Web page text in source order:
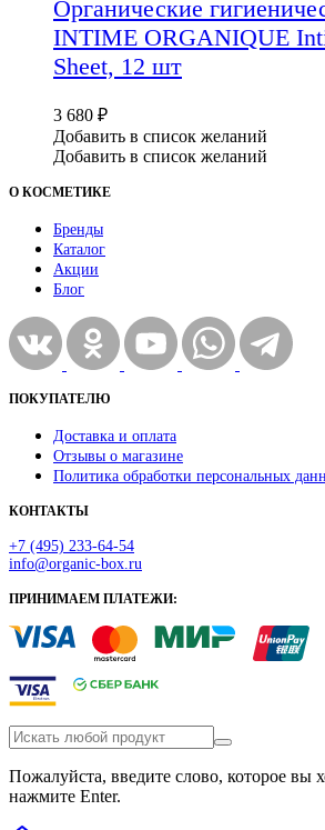
Органические
INTIME ORGANIQUE
Sheet, 12 шт
3 680 ₽
Добавить в список желаний
Добавить в список желаний
О КОСМЕТИКЕ
Бренды
Каталог
Акции
Блог
ПОКУПАТЕЛЮ
Доставка и оплата
Отзывы о магазине
Политика обработки персональных
КОНТАКТЫ
+7 (495) 233-64-54
info@organic-box.ru
ПРИНИМАЕМ ПЛАТЕЖИ:
Пожалуйста, введите слово, которое вы
нажмите Enter.